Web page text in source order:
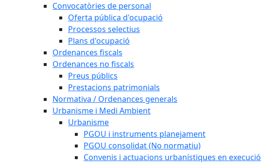
Convocatòries de personal
Oferta pública d'ocupació
Processos selectius
Plans d'ocupació
Ordenances fiscals
Ordenances no fiscals
Preus públics
Prestacions patrimonials
Normativa / Ordenances generals
Urbanisme i Medi Ambient
Urbanisme
PGOU i instruments planejament
PGOU consolidat (No normatiu)
Convenis i actuacions urbanístiques en execució